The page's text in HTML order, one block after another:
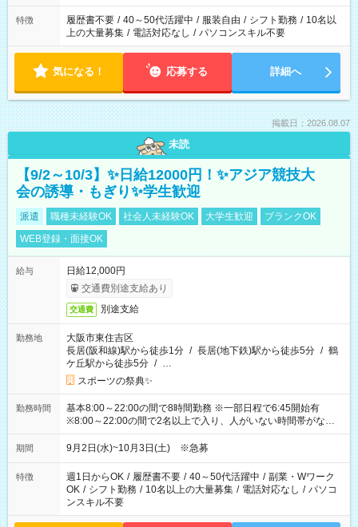
と、もう1つのお仕事の勤務時間。 合計で週40時間を超える場
合は応募できません。
特徴 履歴書不要 / 40～50代活躍中 / 服装自由 / シフト勤務 / 10名以
上の大量募集 / 電話対応なし / パソコンスキル不要
気になる！ 応募する 詳細へ
掲載日：2026.08.07
未読
【9/2～10/3】✨日給12000円！✨アジア競技大
会の誘導・もぎり✨学生歓迎
派遣 職種未経験OK 社会人未経験OK 大学生歓迎
ブランクOK
WEB登録・面接OK
給与
日給12,000円
交通費別途支給あり
交通費 別途支給
勤務地
大阪市東住吉区
長居(阪和線)駅から徒歩1分 / 長居(地下鉄)駅から徒歩5分 / 鶴
ケ丘駅から徒歩5分 / …
スポーツの祭典✨
勤務時間
基本8:00～22:00の間で8時間勤務 ※一部日程で6:45開始有
※8:00～22:00の間で2名以上で入り、人がいない時間帯がない
ように相方と時間を分け合うイメージです
期間 9月2日(水)~10月3日(土) ※急募
特徴 週1日からOK / 履歴書不要 / 40～50代活躍中 / 副業・Wワーク
OK / シフト勤務 / 10名以上の大量募集 / 電話対応なし / パソコ
ンスキル不要